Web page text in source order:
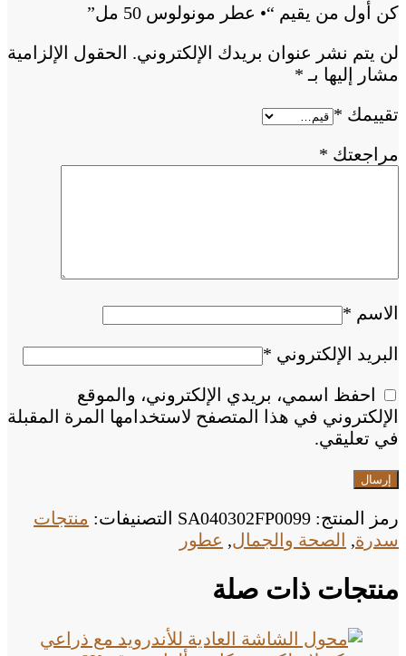
كن أول من يقيم “• عطر مونولوس 50 مل”
لن يتم نشر عنوان بريدك الإلكتروني. الحقول الإلزامية
مشار إليها بـ *
تقييمك *
مراجعتك *
الاسم *
البريد الإلكتروني *
احفظ اسمي، بريدي الإلكتروني، والموقع
الإلكتروني في هذا المتصفح لاستخدامها المرة المقبلة
في تعليقي.
رمز المنتج: SA040302FP0099 التصنيفات: منتجات
سدرة, الصحة والجمال, عطور
منتجات ذات صلة